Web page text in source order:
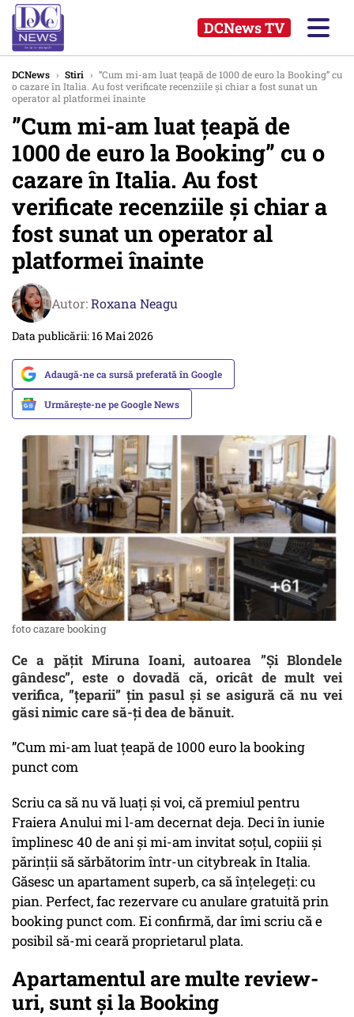
DCNews TV
DCNews › Stiri › ”Cum mi-am luat țeapă de 1000 de euro la Booking” cu
o cazare în Italia. Au fost verificate recenziile și chiar a fost sunat un
operator al platformei înainte
”Cum mi-am luat țeapă de
1000 de euro la Booking” cu o
cazare în Italia. Au fost
verificate recenziile și chiar a
fost sunat un operator al
platformei înainte
Autor:Roxana Neagu
Data publicării: 16 Mai 2026
Adaugă-ne ca sursă preferată în Google
Urmărește-ne pe Google News
foto cazare booking
Ce a pățit Miruna Ioani, autoarea ”Și Blondele
gândesc”, este o dovadă că, oricât de mult vei
verifica, ”țeparii” țin pasul și se asigură că nu vei
găsi nimic care să-ți dea de bănuit.
”Cum mi-am luat țeapă de 1000 euro la booking
punct com
Scriu ca să nu vă luați și voi, că premiul pentru
Fraiera Anului mi l-am decernat deja. Deci în iunie
împlinesc 40 de ani și mi-am invitat soțul, copiii și
părinții să sărbătorim într-un citybreak în Italia.
Găsesc un apartament superb, ca să înțelegeți: cu
pian. Perfect, fac rezervare cu anulare gratuită prin
booking punct com. Ei confirmă, dar îmi scriu că e
posibil să-mi ceară proprietarul plata.
Apartamentul are multe review-
uri, sunt și la Booking